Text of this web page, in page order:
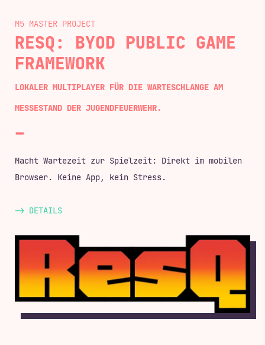
M5 MASTER
RESQ: BYOD PUBLIC GAME
FRAMEWORK
LOKALER MULTIPLAYER FÜR DIE WARTESCHLANGE AM
MESSESTAND DER JUGENDFEUERWEHR.
Macht Wartezeit zur Spielzeit: Direkt im mobilen
Browser. Keine App, kein Stress.
-> DETAILS